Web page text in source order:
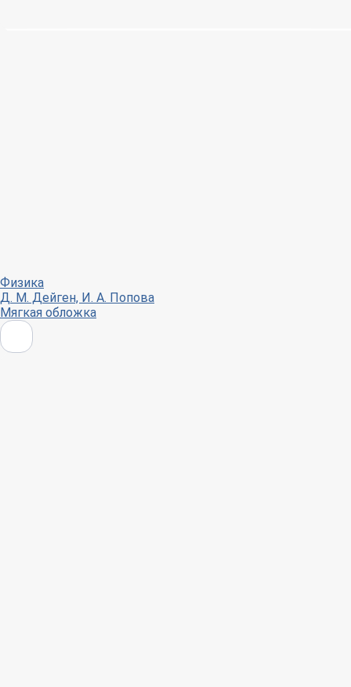
Физика
Д. М. Дейген, И. А. Попова
Мягкая обложка